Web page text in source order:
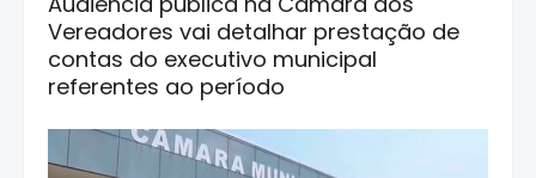
Vereadores vai detalhar prestação de
contas do executivo municipal
referentes ao período